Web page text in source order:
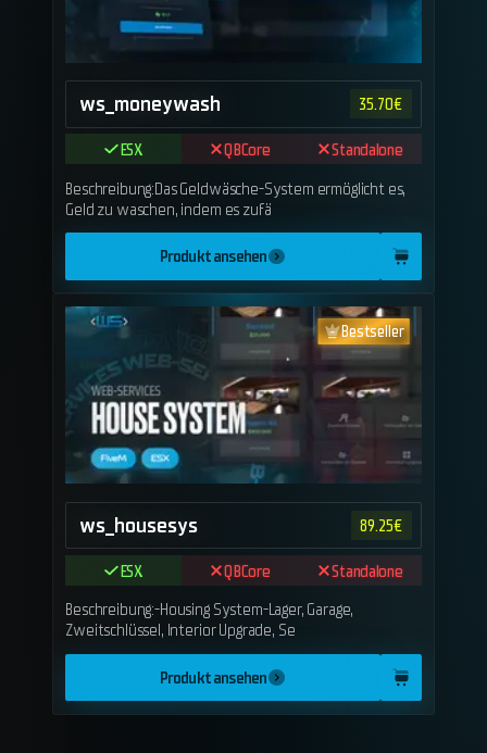
ws_moneywash 35.70€
ESX QBCore
Standalone
Beschreibung:Das Geldwäsche-System ermöglicht es,
Geld zu waschen, indem es zufä
Produkt ansehen
Bestseller
ws_housesys 89.25€
ESX QBCore
Standalone
Beschreibung:-Housing System-Lager, Garage,
Zweitschlüssel, Interior Upgrade, Se
Produkt ansehen